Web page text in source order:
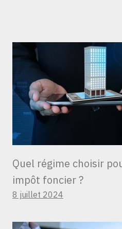
Quel régime choisir
impôt foncier ?
8 juillet 2024